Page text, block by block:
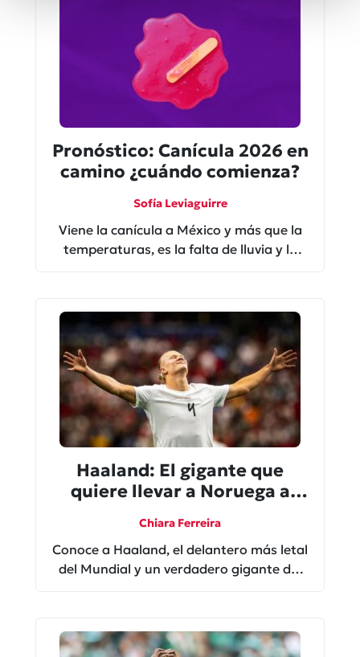
Pronóstico: Canícula 2026 en
camino ¿cuándo comienza?
Sofía Leviaguirre
Viene la canícula a México y más que la
temperaturas, es la falta de lluvia y la
Haaland: El gigante que
quiere llevar a Noruega a
Chiara Ferreira
Conoce a Haaland, el delantero más letal
del Mundial y un verdadero gigante del